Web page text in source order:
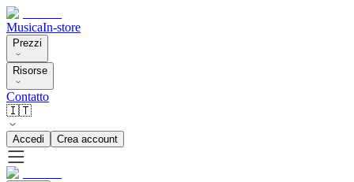
MusicaIn-store
Prezzi
Risorse
Contatto
🇮🇹
Accedi Crea account